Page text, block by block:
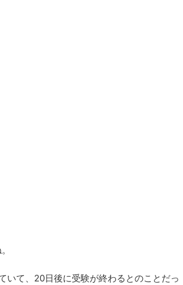
いて、20日後に受験が終わるとのことだっ